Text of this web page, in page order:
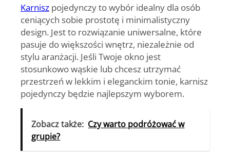
Karnisz pojedynczy to wybór idealny dla osób
ceniących sobie prostotę i minimalistyczny
design. Jest to rozwiązanie uniwersalne, które
pasuje do większości wnętrz, niezależnie od
stylu aranżacji. Jeśli Twoje okno jest
stosunkowo wąskie lub chcesz utrzymać
przestrzeń w lekkim i eleganckim tonie, karnisz
pojedynczy będzie najlepszym wyborem.
Zobacz także: Czy warto podróżować w
grupie?